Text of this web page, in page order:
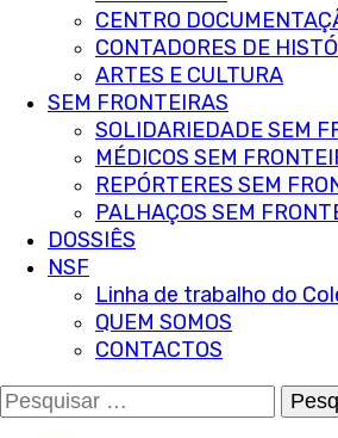
CENTRO
CONTADORES DE
ARTES E CULTURA
SEM FRONTEIRAS
SOLIDARIEDADE SEM
MÉDICOS SEM
REPÓRTERES SEM
PALHAÇOS SEM
DOSSIÊS
NSF
Linha de trabalho do
QUEM SOMOS
CONTACTOS
Pesquisar
por: